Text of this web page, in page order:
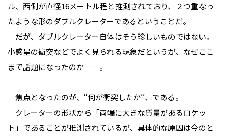
ル、西側が直径16メートル程と推測されており、２つ重なっ
たような形のダブルクレーターであるということだ。
だが、ダブルクレーター自体はそう珍しいものではない。
小惑星の衝突などでよく見られる現象だというが、なぜここ
まで話題になったのか——。
焦点となったのが、“何が衝突したか”、である。
クレーターの形状から「両端に大きな質量があるロケッ
ト」であることが推測されているが、具体的な原因は今のと